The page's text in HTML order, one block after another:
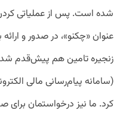
شده است. پس از عملیاتی
عنوان «چکنو»، در صدور و
زنجیره تامین هم پیش‌قدم
(سامانه پیام‌رسانی مالی
کرد. ما نیز درخواستمان برای